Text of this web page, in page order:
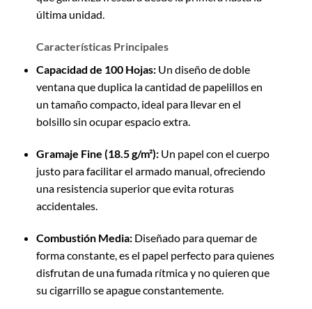
última unidad.
Características Principales
Capacidad de 100 Hojas:Un diseño de doble
ventana que duplica la cantidad de papelillos en
un tamaño compacto,ideal para llevar en el
bolsillo sin ocupar espacio extra.
Gramaje Fine (18.5 g/m²):Un papel con el cuerpo
justo para facilitar el armado manual, ofreciendo
una resistencia superior que evita roturas
accidentales.
Combustión Media:Diseñado para quemar de
forma constante, es el papel perfecto para quienes
disfrutan de una fumada rítmica y no quieren que
su cigarrillo se apague constantemente.